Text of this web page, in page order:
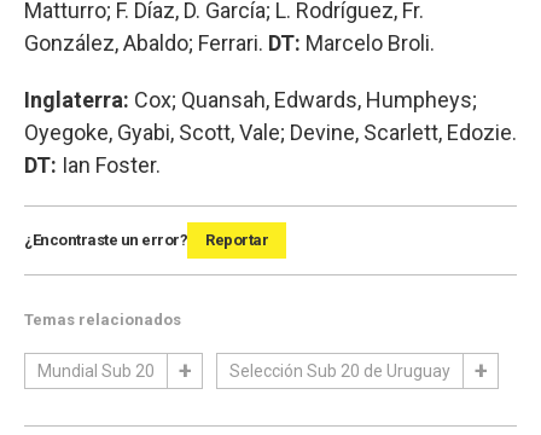
Matturro; F. Díaz, D. García; L. Rodríguez, Fr.
González, Abaldo; Ferrari. DT: Marcelo Broli.
Inglaterra: Cox; Quansah, Edwards, Humpheys;
Oyegoke, Gyabi, Scott, Vale; Devine, Scarlett, Edozie.
DT: Ian Foster.
¿Encontraste un error? Reportar
Temas relacionados
Mundial Sub 20 Selección Sub 20 de Uruguay